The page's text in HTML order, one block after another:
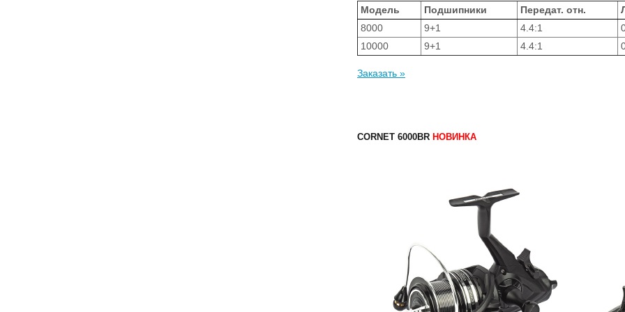
Модель Подшипники Передат. отн.
8000
9+1 4.4:1
10000
9+1 4.4:1
Заказать »
CORNET 6000BR НОВИНКА